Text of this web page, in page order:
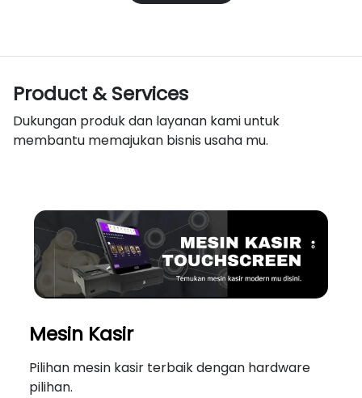
Product & Services
Dukungan produk dan layanan kami untuk
membantu memajukan bisnis usaha mu.
Mesin Kasir
Pilihan mesin kasir terbaik dengan hardware
pilihan.